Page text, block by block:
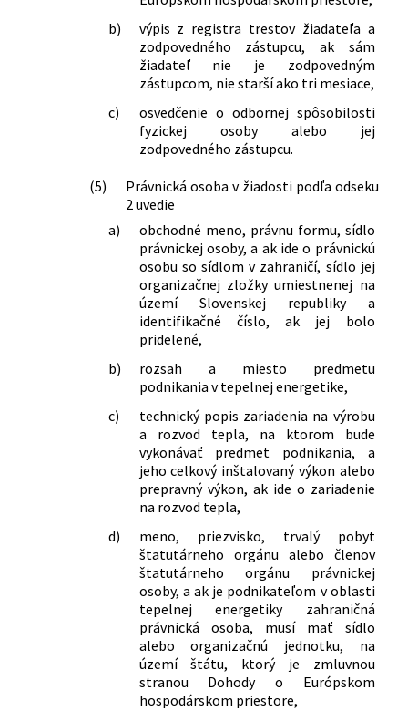
b)
výpis z registra trestov žiadateľa a
zodpovedného zástupcu, ak sám
žiadateľ nie je zodpovedným
zástupcom, nie starší ako tri mesiace,
c)
osvedčenie o odbornej spôsobilosti
fyzickej osoby alebo jej
zodpovedného zástupcu.
(5)
Právnická osoba v žiadosti podľa odseku
2 uvedie
a)
obchodné meno, právnu formu, sídlo
právnickej osoby, a ak ide o právnickú
osobu so sídlom v zahraničí, sídlo jej
organizačnej zložky umiestnenej na
území Slovenskej republiky a
identifikačné číslo, ak jej bolo
pridelené,
b)
rozsah a miesto predmetu
podnikania v tepelnej energetike,
c)
technický popis zariadenia na výrobu
a rozvod tepla, na ktorom bude
vykonávať predmet podnikania, a
jeho celkový inštalovaný výkon alebo
prepravný výkon, ak ide o zariadenie
na rozvod tepla,
d)
meno, priezvisko, trvalý pobyt
štatutárneho orgánu alebo členov
štatutárneho orgánu právnickej
osoby, a ak je podnikateľom v oblasti
tepelnej energetiky zahraničná
právnická osoba, musí mať sídlo
alebo organizačnú jednotku, na
území štátu, ktorý je zmluvnou
stranou Dohody o Európskom
hospodárskom priestore,